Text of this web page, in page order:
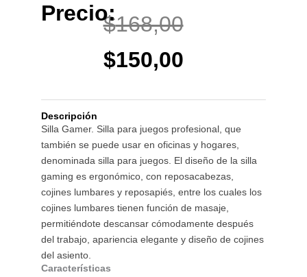
Precio:
$168,00El
precio
original
era:
$168,00.
$150,00
El
precio
actual
es:
$150,00.
Descripción
Silla Gamer. Silla para juegos profesional, que
también se puede usar en oficinas y hogares,
denominada silla para juegos. El diseño de la silla
gaming es ergonómico, con reposacabezas,
cojines lumbares y reposapiés, entre los cuales los
cojines lumbares tienen función de masaje,
permitiéndote descansar cómodamente después
del trabajo, apariencia elegante y diseño de cojines
del asiento.
Características